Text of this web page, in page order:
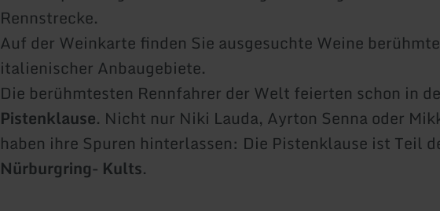
Rennstrecke.
Auf der Weinkarte finden Sie ausgesuchte Weine
italienischer Anbaugebiete.
Die berühmtesten Rennfahrer der Welt feierten schon in
Pistenklause. Nicht nur Niki Lauda, Ayrton Senna oder
haben ihre Spuren hinterlassen: Die Pistenklause ist Teil
Nürburgring- Kults.